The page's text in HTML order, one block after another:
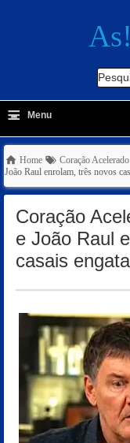
-
≡ Menu
Home Coração Acelerado
João Raul enrolam, três novos
Coração
e João Raul
casais